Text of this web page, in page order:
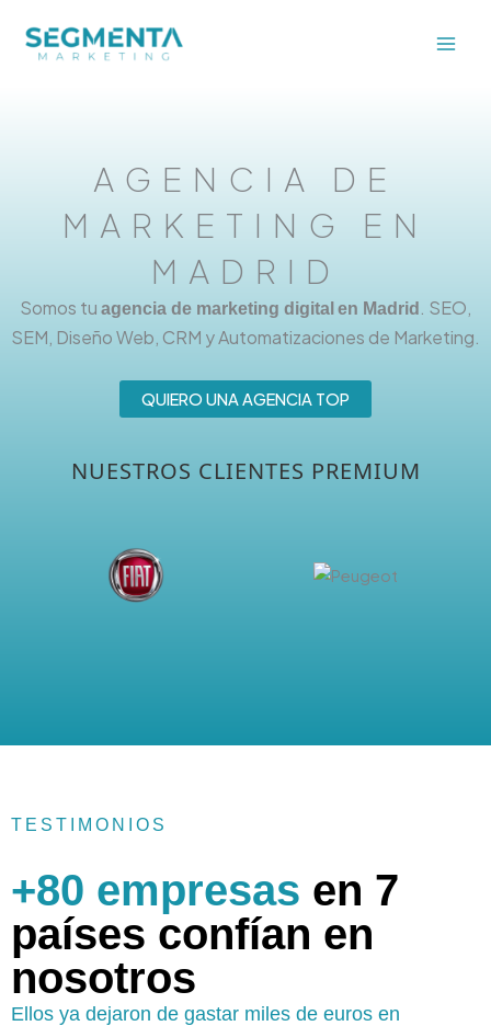
contenido
AGENCIA DE
MARKETING EN
MADRID
Somos tu agencia de marketing digital en Madrid . SEO,
SEM, Diseño Web, CRM y Automatizaciones de Marketing.
QUIERO UNA AGENCIA TOP
NUESTROS CLIENTES PREMIUM
TESTIMONIOS
+80 empresas en 7
países confían en
nosotros
Ellos ya dejaron de gastar miles de euros en